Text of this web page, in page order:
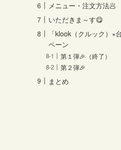
メニュー・注文方法🥟
いただきま～す😋
「klook（クルック）×
ペーン
第１弾🎉（終了）
第２弾🎉
まとめ